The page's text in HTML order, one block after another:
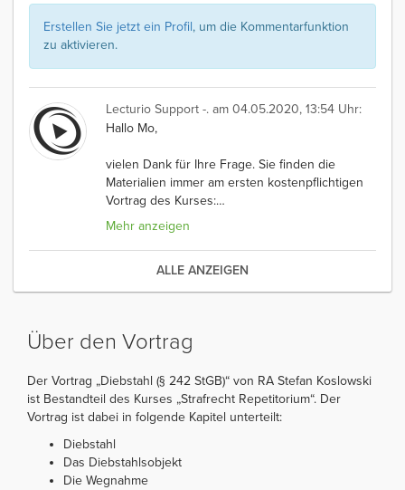
Erstellen Sie jetzt ein Profil, um die Kommentarfunktion
zu aktivieren.
Lecturio Support -. am 04.05.2020, 13:54 Uhr:
Hallo Mo,
vielen Dank für Ihre Frage. Sie finden die
Materialien immer am ersten kostenpflichtigen
Vortrag des Kurses:…
Mehr anzeigen
ALLE ANZEIGEN
Über den Vortrag
Der Vortrag „Diebstahl (§ 242 StGB)“ von RA Stefan Koslowski
ist Bestandteil des Kurses „Strafrecht Repetitorium“. Der
Vortrag ist dabei in folgende Kapitel unterteilt:
Diebstahl
Das Diebstahlsobjekt
Die Wegnahme